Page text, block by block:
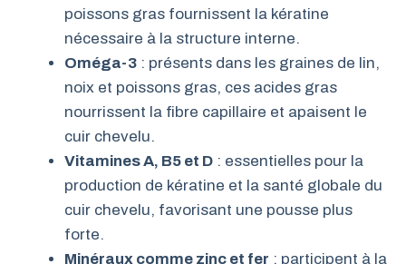
poissons gras fournissent la kératine
nécessaire à la structure interne.
Oméga-3 : présents dans les graines de lin,
noix et poissons gras, ces acides gras
nourrissent la fibre capillaire et apaisent le
cuir chevelu.
Vitamines A, B5 et D : essentielles pour la
production de kératine et la santé globale du
cuir chevelu, favorisant une pousse plus
forte.
Minéraux comme zinc et fer : participent à la